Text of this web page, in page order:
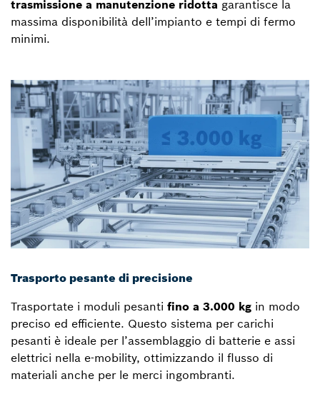
trasmissione a manutenzione ridotta garantisce la
massima disponibilità dell’impianto e tempi di fermo
minimi.
Trasporto pesante di precisione
Trasportate i moduli pesanti fino a 3.000 kg in modo
preciso ed efficiente. Questo sistema per carichi
pesanti è ideale per l’assemblaggio di batterie e assi
elettrici nella e-mobility, ottimizzando il flusso di
materiali anche per le merci ingombranti.